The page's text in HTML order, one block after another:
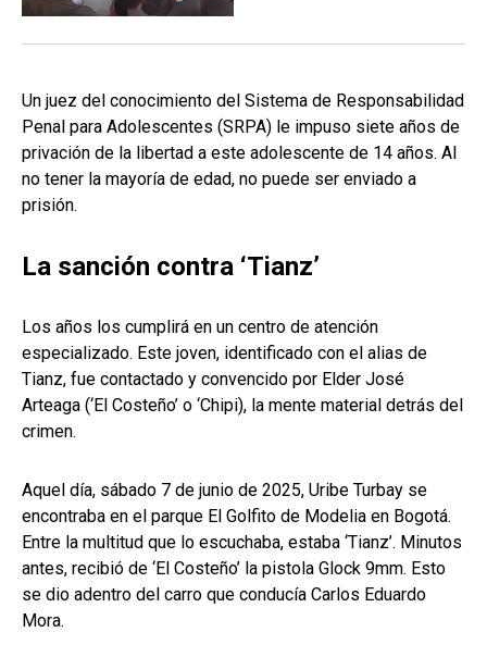
Un juez del conocimiento del Sistema de Responsabilidad
Penal para Adolescentes (SRPA) le impuso siete años de
privación de la libertad a este adolescente de 14 años. Al
no tener la mayoría de edad, no puede ser enviado a
prisión.
La sanción contra ‘Tianz’
Los años los cumplirá en un centro de atención
especializado. Este joven, identificado con el alias de
Tianz, fue contactado y convencido por Elder José
Arteaga (‘El Costeño’ o ‘Chipi), la mente material detrás del
crimen.
Aquel día, sábado 7 de junio de 2025, Uribe Turbay se
encontraba en el parque El Golfito de Modelia en Bogotá.
Entre la multitud que lo escuchaba, estaba ‘Tianz’. Minutos
antes, recibió de ‘El Costeño’ la pistola Glock 9mm. Esto
se dio adentro del carro que conducía Carlos Eduardo
Mora.